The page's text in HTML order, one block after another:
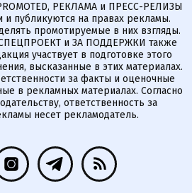
РЕКЛАМА и ПРЕСС-РЕЛИЗЫ
публикуются на правах рекламы.
промотируемые в них взгляды.
и ЗА ПОДДЕРЖКИ также
участвует в подготовке этого
высказанные в этих материалах.
за факты и оценочные
в рекламных материалах. Согласно
ответственность за
несет рекламодатель.